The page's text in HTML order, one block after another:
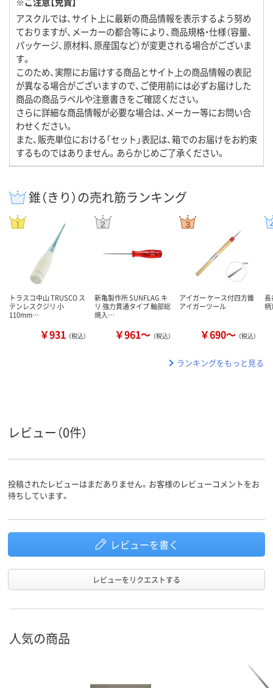
アスクルでは、サイト上に最新の商品情報を表示するよう努め
ておりますが、メーカーの都合等により、商品規格・仕様（容量、
パッケージ、原材料、原産国など）が変更される場合がございま
す。
このため、実際にお届けする商品とサイト上の商品情報の表記
が異なる場合がございますので、ご使用前には必ずお届けした
商品の商品ラベルや注意書きをご確認ください。
さらに詳細な商品情報が必要な場合は、メーカー等にお問い合
わせください。
また、販売単位における「セット」表記は、箱でのお届けをお約束
するものではありません。あらかじめご了承ください。
錐（きり）の売れ筋ランキング
トラスコ中山 TRUSCO ス
テンレスクジリ 小
110mm…
￥931 （税込）
新亀製作所 SUNFLAG キ
リ 強力貫通タイプ 軸部総
焼入…
￥961～ （税込）
アイガー ケース付四方錐
アイガーツール
￥690～ （税込）
長
柄
ランキングをもっと見る
レビュー（0件）
投稿されたレビューはまだありません。お客様のレビューコメントをお
待ちしています。
レビューを書く
レビューをリクエストする
人気の商品